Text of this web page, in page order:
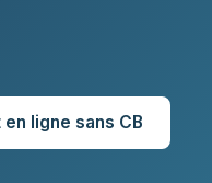
ligne sans CB